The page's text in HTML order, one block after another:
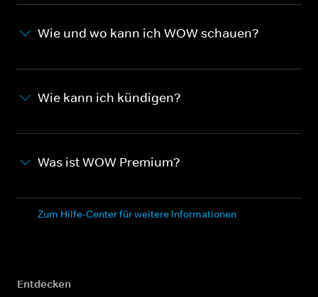
Wie und wo kann ich WOW schauen?
Wie kann ich kündigen?
Was ist WOW Premium?
Zum Hilfe-Center für weitere Informationen
Entdecken